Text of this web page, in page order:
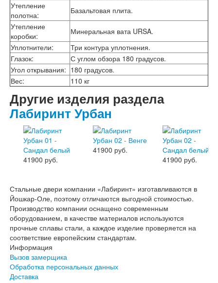
Классика
Лайн
Мегаполис
Мегаполис ГЛ
Неоклассика Про
Скин
Тренд
Двери ВанМарк
Эмалекс
Серия София
Эмаль
Серия Дебют
Серия Нео
Серия Симпл
Серия Уно
Двери Верда
ПЭТ Верда
Коллекция дверей Альтекс
Коллекция дверей Элеганс
Экошпон Верда
Коллекция дверей Техно
Утепление
полотна:
Базальтовая плита.
Утепление
коробки:
Минеральная вата URSA.
Уплотнители:
Три контура уплотнения.
Глазок:
С углом обзора 180 градусов.
Угол открывания: 180 градусов.
Вес: 110 кг
Другие изделия раздела
Лабиринт Урбан
41900 руб.
41900 руб.
41900 руб.
Стальные двери компании «Лабиринт» изготавливаются в
Йошкар-Оле, поэтому отличаются выгодной стоимостью.
Производство компании оснащено современным
оборудованием, в качестве материалов используются
прочные сплавы стали, а каждое изделие проверяется на
соответствие европейским стандартам.
Информация
Вызов замерщика
Обработка персональных данных
Доставка